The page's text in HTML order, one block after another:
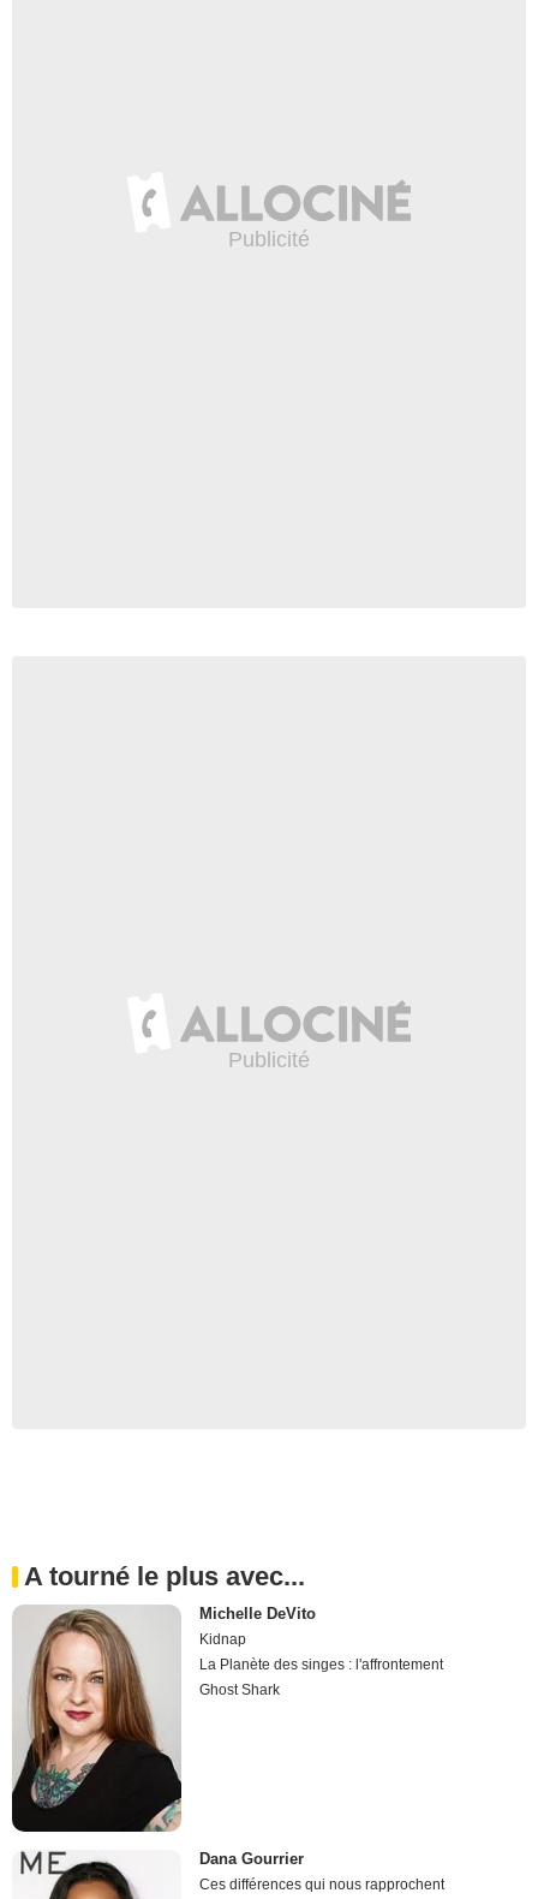
A tourné le plus avec...
Michelle DeVito
Kidnap
La Planète des singes : l'affrontement
Ghost Shark
Dana Gourrier
Ces différences qui nous rapprochent